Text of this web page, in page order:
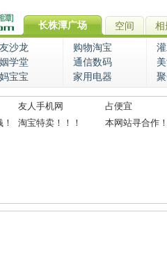
长株潭广场 空间 相
沙龙 购物淘宝
学堂 通信数码
宝宝 家用电器
友人手机网 占便宜
淘宝特卖！！！ 本网站寻合作！